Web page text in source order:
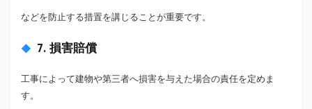
などを防止する措置を講じることが重要です。
7. 損害賠償
工事によって建物や第三者へ損害を与えた場合の責任を定めま
す。